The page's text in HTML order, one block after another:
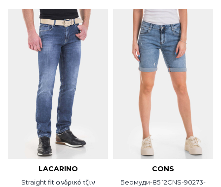
LACARINO
Straight fit ανδρικό τζιν
CONS
Бермуди-85 12CNS-90273-